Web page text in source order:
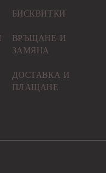
БИСКВИТКИ
ВРЪЩАНЕ И
ЗАМЯНА
ДОСТАВКА И
ПЛАЩАНЕ